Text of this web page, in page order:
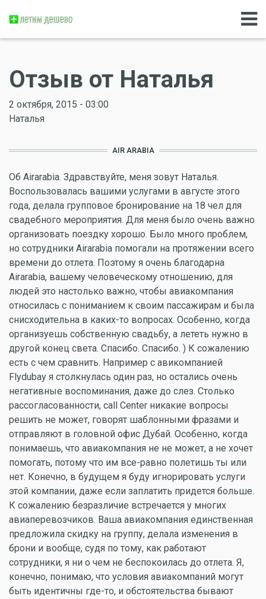
Отзыв от Наталья
2 октября, 2015 - 03:00
Наталья
AIR ARABIA
Об Airarabia. Здравствуйте, меня зовут Наталья.
Воспользовалась вашими услугами в августе этого
года, делала групповое бронирование на 18 чел для
свадебного мероприятия. Для меня было очень важно
организовать поездку хорошо. Было много проблем,
но сотрудники Airarabia помогали на протяжении всего
времени до отлета. Поэтому я очень благодарна
Airarabia, вашему человеческому отношению, для
людей это настолько важно, чтобы авиакомпания
относилась с пониманием к своим пассажирам и была
снисходительна в каких-то вопросах. Особенно, когда
организуешь собственную свадьбу, а лететь нужно в
другой конец света. Спасибо. Спасибо. ) К сожалению
есть с чем сравнить. Например с авикомпанией
Flydubay я столкнулась один раз, но остались очень
негативные воспоминания, даже до слез. Столько
рассогласованности, call Center никакие вопросы
решить не может, говорят шаблонными фразами и
отправляют в головной офис Дубай. Особенно, когда
понимаешь, что авиакомпания не не может, а не хочет
помогать, потому что им все-равно полетишь ты или
нет. Конечно, в будущем я буду игнорировать услуги
этой компании, даже если заплатить придется больше.
К сожалению безразличие встречается у многих
авиаперевозчиков. Ваша авиакомпания единственная
предложила скидку на группу, делала изменения в
брони и вообще, судя по тому, как работают
сотрудники, я ни о чем не беспокоилась до отлета. Я,
конечно, понимаю, что условия авиакомпаний могут
быть идентичны где-то, и обстоятельства бывают